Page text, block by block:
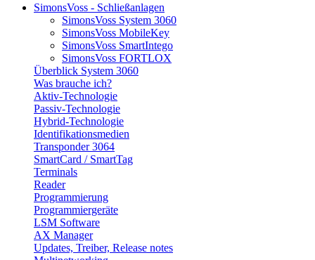
SimonsVoss - Schließanlagen
SimonsVoss System 3060
SimonsVoss MobileKey
SimonsVoss SmartIntego
SimonsVoss FORTLOX
Überblick System 3060
Was brauche ich?
Aktiv-Technologie
Passiv-Technologie
Hybrid-Technologie
Identifikationsmedien
Transponder 3064
SmartCard / SmartTag
Terminals
Reader
Programmierung
Programmiergeräte
LSM Software
AX Manager
Updates, Treiber, Release notes